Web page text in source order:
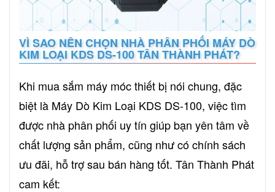
VÌ SAO NÊN CHỌN NHÀ PHÂN PHỐI MÁY DÒ
KIM LOẠI KDS DS-100 TÂN THÀNH PHÁT?
Khi mua sắm máy móc thiết bị nói chung, đặc
biệt là Máy Dò Kim Loại KDS DS-100, việc tìm
được nhà phân phối uy tín giúp bạn yên tâm về
chất lượng sản phẩm, cũng như có chính sách
ưu đãi, hỗ trợ sau bán hàng tốt. Tân Thành Phát
cam kết: